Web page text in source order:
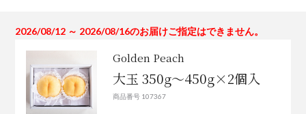
2026/08/12 ～ 2026/08/16のお届けご指定はできません。
Golden Peach
大玉 350g～450g×2個入
商品番号 107367